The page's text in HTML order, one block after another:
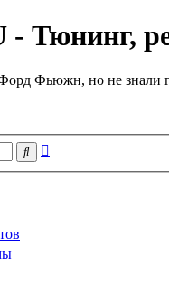
- Тюнинг,
Фьюжн, но не знали
Поиск